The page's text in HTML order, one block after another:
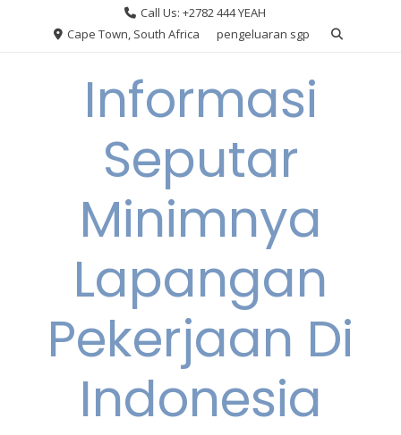
Call Us: +2782 444 YEAH
Cape Town, South Africa
pengeluaran sgp
Informasi
Seputar
Minimnya
Lapangan
Pekerjaan Di
Indonesia